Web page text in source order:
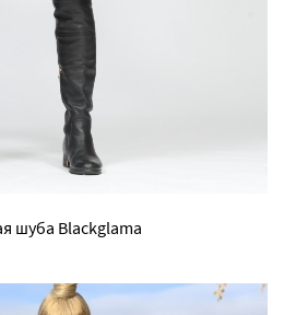
шуба Blackglama